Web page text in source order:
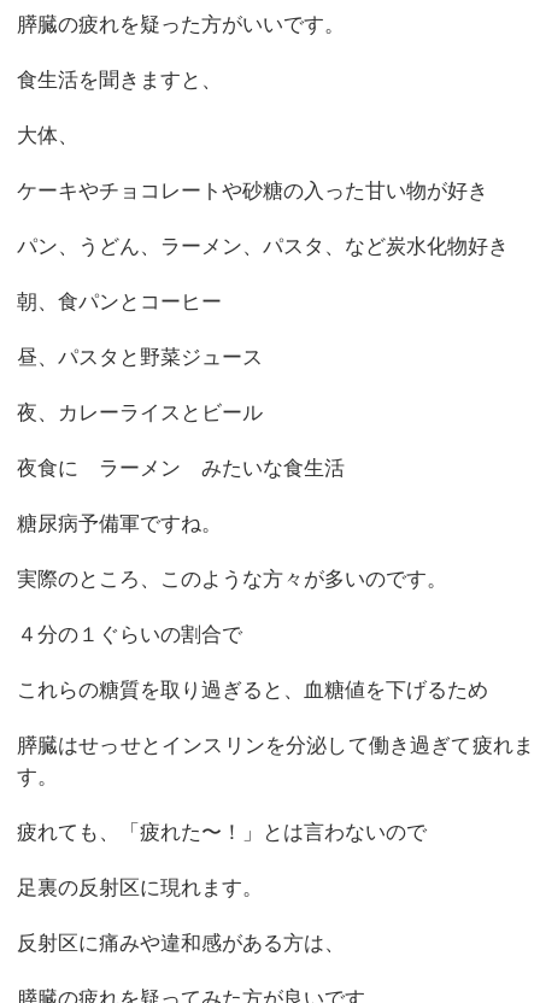
膵臓の疲れを疑った方がいいです。
食生活を聞きますと、
大体、
ケーキやチョコレートや砂糖の入った甘い物が好き
パン、うどん、ラーメン、パスタ、など炭水化物好き
朝、食パンとコーヒー
昼、パスタと野菜ジュース
夜、カレーライスとビール
夜食に ラーメン みたいな食生活
糖尿病予備軍ですね。
実際のところ、このような方々が多いのです。
４分の１ぐらいの割合で
これらの糖質を取り過ぎると、血糖値を下げるため
膵臓はせっせとインスリンを分泌して働き過ぎて疲れま
す。
疲れても、「疲れた〜！」とは言わないので
足裏の反射区に現れます。
反射区に痛みや違和感がある方は、